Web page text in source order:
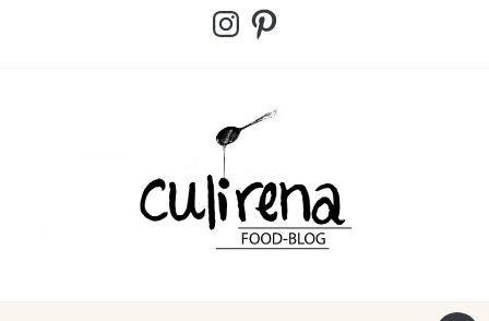
InstagramPinterest